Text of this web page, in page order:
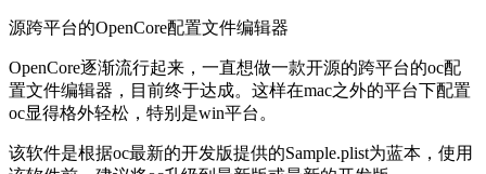
源跨平台的OpenCore配置文件编辑器
OpenCore逐渐流行起来，一直想做一款开源的跨平台的oc配
置文件编辑器，目前终于达成。这样在mac之外的平台下配置
oc显得格外轻松，特别是win平台。
该软件是根据oc最新的开发版提供的Sample.plist为蓝本，使用